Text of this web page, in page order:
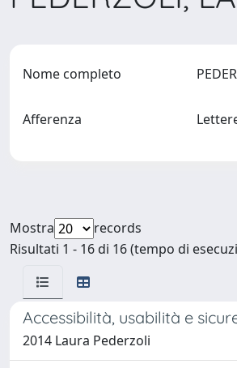
Nome completo
Afferenza
Mostra
records
Risultati 1 - 16 di 16 (tempo di
Accessibilità, usabilità e
2014 Laura Pederzoli